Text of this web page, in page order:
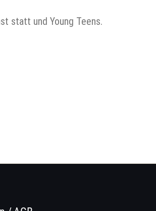
statt und Young Teens.